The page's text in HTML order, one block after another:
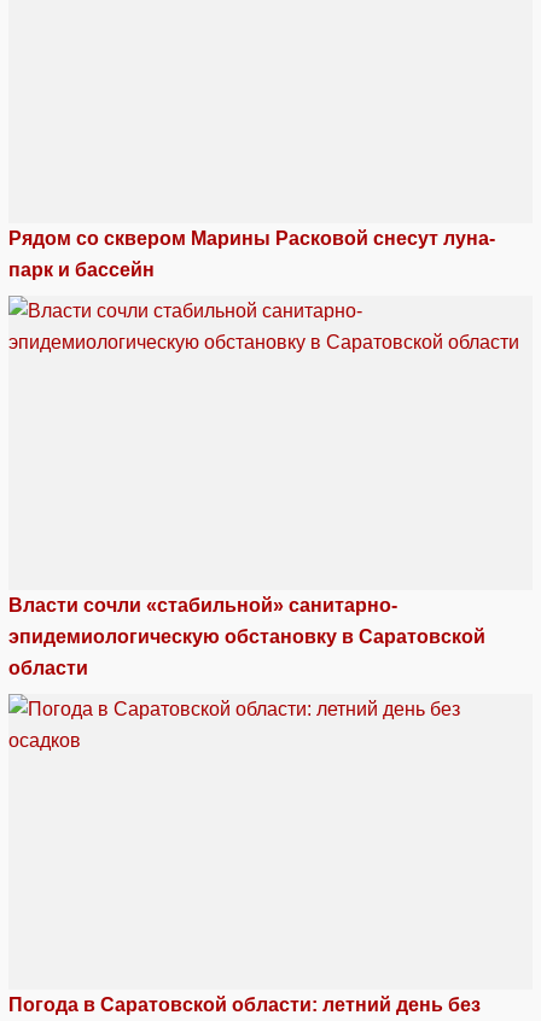
Рядом со сквером Марины Расковой снесут луна-
парк и бассейн
Власти сочли «стабильной» санитарно-
эпидемиологическую обстановку в Саратовской
области
Погода в Саратовской области: летний день без